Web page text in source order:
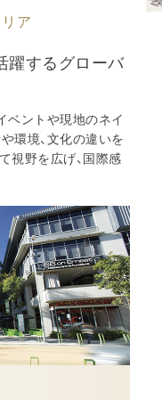
ア
躍するグローバ
ベントや現地のネイ
環境、 文化の違いを
視野を広げ、国際感